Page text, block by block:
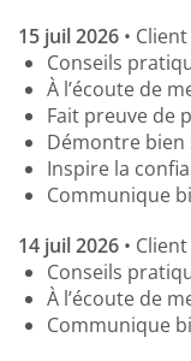
15 juil 2026 •
Conseils
À l’écoute de
Fait preuve de
Démontre bien
Inspire la
Communique
14 juil 2026 •
Conseils
À l’écoute de
Communique